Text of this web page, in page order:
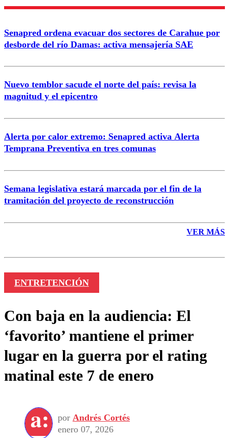
Correo
Senapred ordena evacuar dos sectores de Carahue por
desborde del río Damas: activa mensajería SAE
Nuevo temblor sacude el norte del país: revisa la
magnitud y el epicentro
Alerta por calor extremo: Senapred activa Alerta
Temprana Preventiva en tres comunas
Semana legislativa estará marcada por el fin de la
tramitación del proyecto de reconstrucción
VER MÁS
ENTRETENCIÓN
Con baja en la audiencia: El
‘favorito’ mantiene el primer
lugar en la guerra por el rating
matinal este 7 de enero
por Andrés Cortés
enero 07, 2026